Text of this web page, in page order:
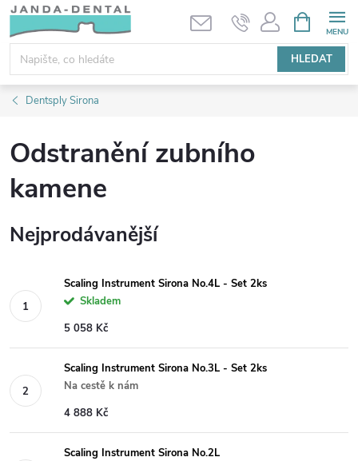
Přejít
obsah
HLEDAT
NÁKUPNÍ
KOŠÍK
Dentsply Sirona
Odstranění zubního
kamene
Nejprodávanější
Scaling Instrument Sirona No.4L - Set 2ks
Skladem
5 058 Kč
Scaling Instrument Sirona No.3L - Set 2ks
Na cestě k nám
4 888 Kč
Scaling Instrument Sirona No.2L